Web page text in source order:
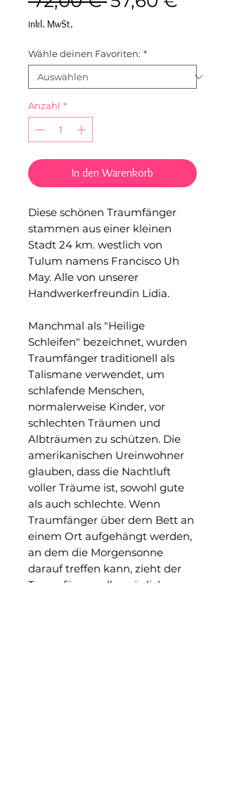
inkl. MwSt.
Wähle deinen Favoriten: *
Anzahl *
In den Warenkorb
Diese schönen Traumfänger
stammen aus einer kleinen
Stadt 24 km. westlich von
Tulum namens Francisco Uh
May. Alle von unserer
Handwerkerfreundin Lidia.
Manchmal als "Heilige
Schleifen" bezeichnet, wurden
Traumfänger traditionell als
Talismane verwendet, um
schlafende Menschen,
normalerweise Kinder, vor
schlechten Träumen und
Albträumen zu schützen. Die
amerikanischen Ureinwohner
glauben, dass die Nachtluft
voller Träume ist, sowohl gute
als auch schlechte. Wenn
Traumfänger über dem Bett an
einem Ort aufgehängt werden,
an dem die Morgensonne
darauf treffen kann, zieht der
Traumfänger alle möglichen